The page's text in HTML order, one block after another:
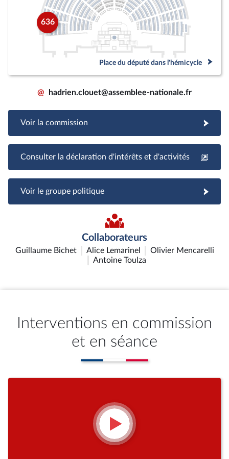
636
Place du député dans l'hémicycle
@ hadrien.clouet@assemblee-nationale.fr
Voir la commission
Consulter la déclaration d'intérêts et d'activités
Voir le groupe politique
Collaborateurs
Guillaume Bichet Alice Lemarinel
Olivier Mencarelli
Antoine Toulza
Interventions en commission
et en séance